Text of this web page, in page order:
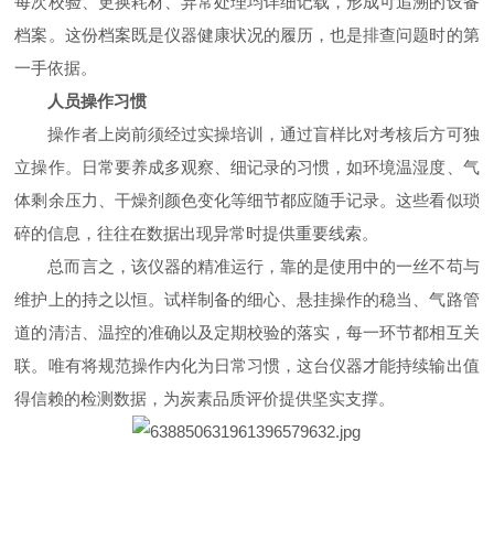
档案。这份档案既是仪器健康状况的履历，也是排查问题时的第
一手依据。
人员操作习惯
操作者上岗前须经过实操培训，通过盲样比对考核后方可独
立操作。日常要养成多观察、细记录的习惯，如环境温湿度、气
体剩余压力、干燥剂颜色变化等细节都应随手记录。这些看似琐
碎的信息，往往在数据出现异常时提供重要线索。
总而言之，该仪器的精准运行，靠的是使用中的一丝不苟与
维护上的持之以恒。试样制备的细心、悬挂操作的稳当、气路管
道的清洁、温控的准确以及定期校验的落实，每一环节都相互关
联。唯有将规范操作内化为日常习惯，这台仪器才能持续输出值
得信赖的检测数据，为炭素品质评价提供坚实支撑。